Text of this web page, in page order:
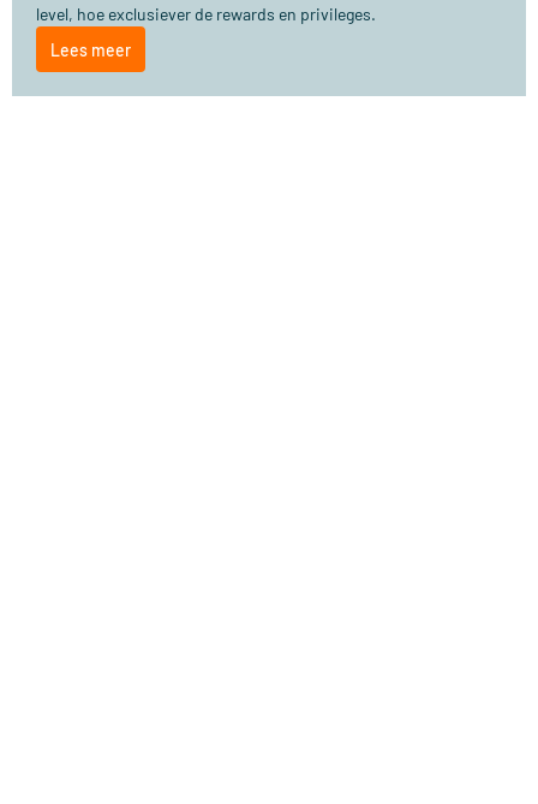
level, hoe exclusiever de rewards en privileges.
Lees meer